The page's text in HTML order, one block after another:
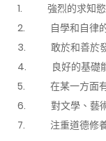
1. 強烈的求知慾
2. 自學和自律的
3. 敢於和善於發
4. 良好的基礎能
5. 在某一方面有
6. 對文學、藝術
7. 注重道德修養